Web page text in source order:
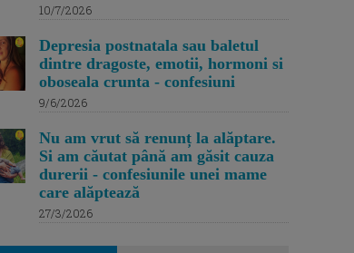
10/7/2026
Depresia postnatala sau baletul
dintre dragoste, emotii, hormoni si
oboseala crunta - confesiuni
9/6/2026
Nu am vrut să renunț la alăptare.
Si am căutat până am găsit cauza
durerii - confesiunile unei mame
care alăptează
27/3/2026